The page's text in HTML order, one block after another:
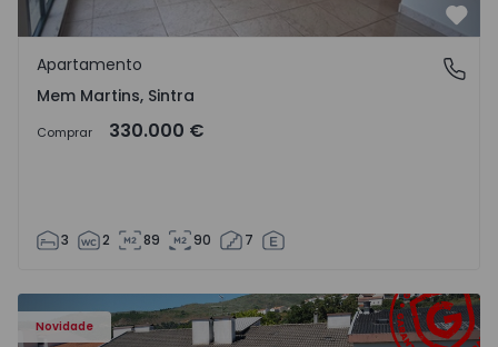
Mem Martins, Sintra
Apartamento
Mem Martins, Sintra
Comprar 330.000 €
3 2 89 90 7
Novidade
- 18
Apartamento T2 Covilhã, Covilhã e Canhoso - 1497806 -